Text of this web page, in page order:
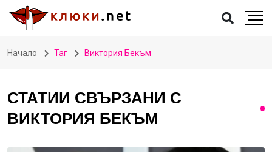
Начало Таг Виктория Бекъм
СТАТИИ СВЪРЗАНИ С
ВИКТОРИЯ БЕКЪМ